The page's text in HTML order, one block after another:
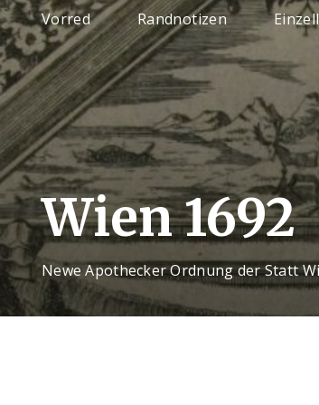
Vorred Randnotizen
Wien 1692
Newe Apothecker Ordnung der Statt